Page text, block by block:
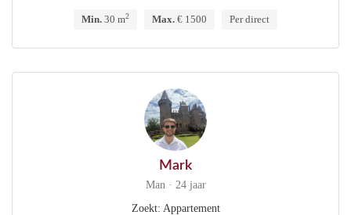
Min. 30 m2 Max. € 1500 Per direct
Mark
Man · 24 jaar
Zoekt: Appartement